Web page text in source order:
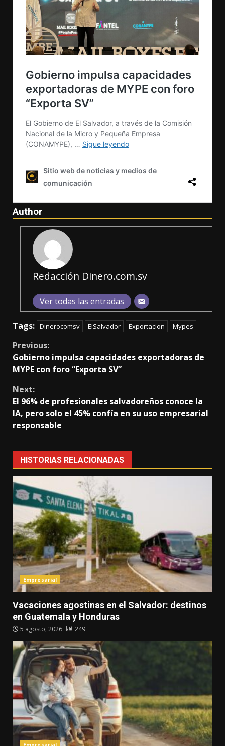
Author
Redacción Dinero.com.sv
Ver todas las entradas
Tags: Dinerocomsv ElSalvador Exportacion Mypes
Continue
Reading
Previous:
Gobierno impulsa capacidades exportadoras de
MYPE con foro “Exporta SV”
Next:
El 96% de profesionales salvadoreños conoce la
IA, pero solo el 45% confía en su uso empresarial
responsable
HISTORIAS RELACIONADAS
Empresarial
Vacaciones agostinas en el Salvador: destinos
en Guatemala y Honduras
5 agosto, 2026 249